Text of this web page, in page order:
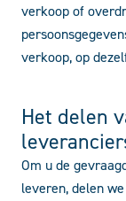
verkoop of
verkoop, op
Het delen
Om u de
leveren, delen